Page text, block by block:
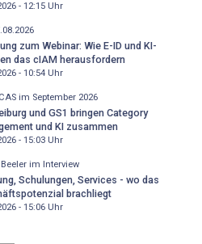
- 12:15Uhr
zum Webinar: Wie E-ID und KI-
das cIAM herausfordern
- 10:54Uhr
im September 2026
und GS1 bringen Category
und KI zusammen
- 15:03Uhr
im Interview
Schulungen, Services - wo das
brachliegt
- 15:06Uhr